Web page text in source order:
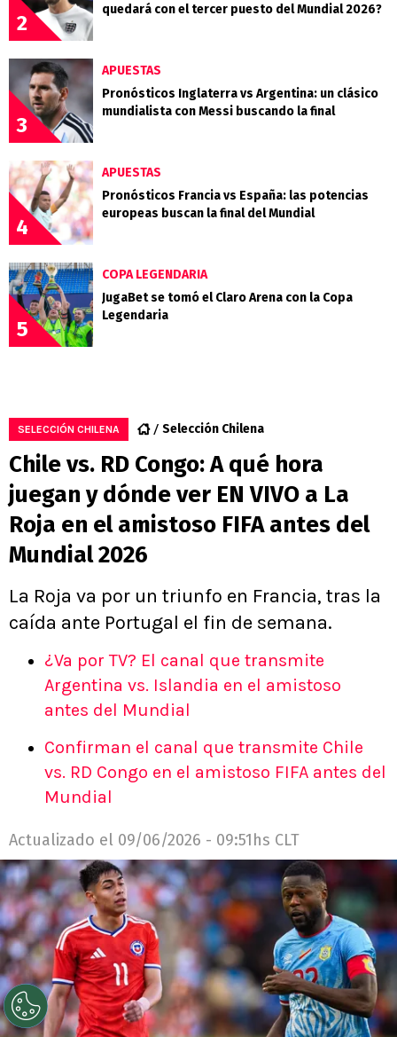
2
quedará con el tercer puesto del Mundial 2026?
3
APUESTAS
Pronósticos Inglaterra vs Argentina: un clásico
mundialista con Messi buscando la final
4
APUESTAS
Pronósticos Francia vs España: las potencias
europeas buscan la final del Mundial
5
COPA LEGENDARIA
JugaBet se tomó el Claro Arena con la Copa
Legendaria
SELECCIÓN CHILENA Selección Chilena
Chile vs. RD Congo: A qué hora
juegan y dónde ver EN VIVO a La
Roja en el amistoso FIFA antes del
Mundial 2026
La Roja va por un triunfo en Francia, tras la
caída ante Portugal el fin de semana.
¿Va por TV? El canal que transmite
Argentina vs. Islandia en el amistoso
antes del Mundial
Confirman el canal que transmite Chile
vs. RD Congo en el amistoso FIFA antes del
Mundial
Actualizado el 09/06/2026 - 09:51hs CLT